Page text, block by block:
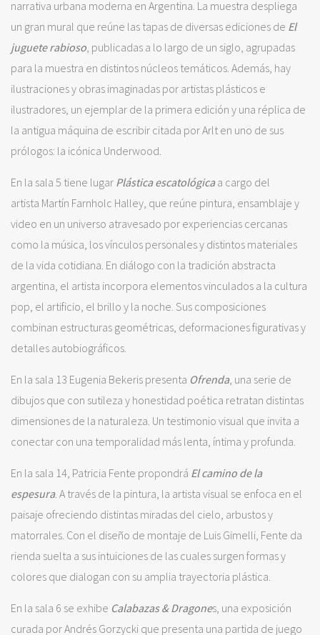
narrativa urbana moderna en Argentina. La muestra despliega
un gran mural que reúne las tapas de diversas ediciones de El
juguete rabioso , publicadas a lo largo de un siglo, agrupadas
para la muestra en distintos núcleos temáticos. Además, hay
ilustraciones y obras imaginadas por artistas plásticos e
ilustradores, un ejemplar de la primera edición y una réplica de
la antigua máquina de escribir citada por Arlt en uno de sus
prólogos: la icónica Underwood.
En la sala 5 tiene lugar Plástica escatológicaa cargo del
artista Martín Farnholc Halley, que reúne pintura, ensamblaje y
video en un universo atravesado por experiencias cercanas
como la música, los vínculos personales y distintos materiales
de la vida cotidiana. En diálogo con la tradición abstracta
argentina, el artista incorpora elementos vinculados a la cultura
pop, el artificio, el brillo y la noche. Sus composiciones
combinan estructuras geométricas, deformaciones figurativas y
detalles autobiográficos.
En la sala 13 Eugenia Bekeris presenta Ofrenda, una serie de
dibujos que con sutileza y honestidad poética retratan distintas
dimensiones de la naturaleza. Un testimonio visual que invita a
conectar con una temporalidad más lenta, íntima y profunda.
En la sala 14, Patricia Fente propondrá El camino de la
espesura. A través de la pintura, la artista visual se enfoca en el
paisaje ofreciendo distintas miradas del cielo, arbustos y
matorrales. Con el diseño de montaje de Luis Gimelli, Fente da
rienda suelta a sus intuiciones de las cuales surgen formas y
colores que dialogan con su amplia trayectoria plástica.
En la sala 6 se exhibe Calabazas & Dragones, una exposición
curada por Andrés Gorzycki que presenta una partida de juego